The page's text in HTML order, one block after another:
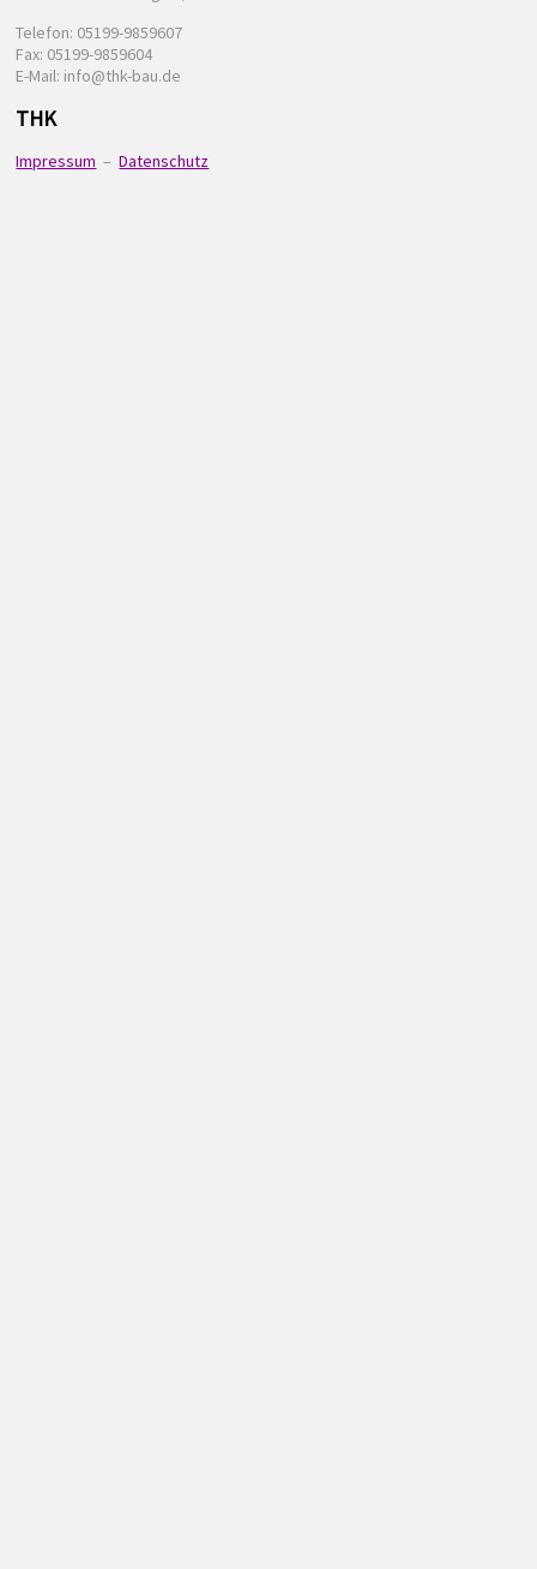
Telefon: 05199-9859607
Fax: 05199-9859604
E-Mail: info@thk-bau.de
THK
Impressum –Datenschutz